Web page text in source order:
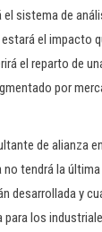
sistema de
el impacto
el reparto de
por
de alianza
tendrá la
desarrollada y
los